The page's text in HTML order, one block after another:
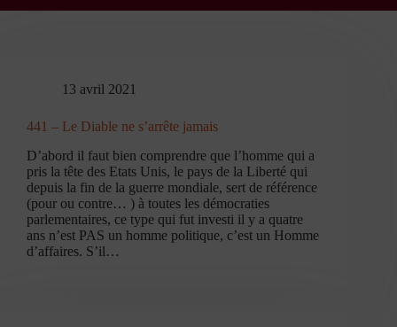
13 avril 2021
441 – Le Diable ne s’arrête jamais
D’abord il faut bien comprendre que l’homme qui a
pris la tête des Etats Unis, le pays de la Liberté qui
depuis la fin de la guerre mondiale, sert de référence
(pour ou contre… ) à toutes les démocraties
parlementaires, ce type qui fut investi il y a quatre
ans n’est PAS un homme politique, c’est un Homme
d’affaires. S’il…